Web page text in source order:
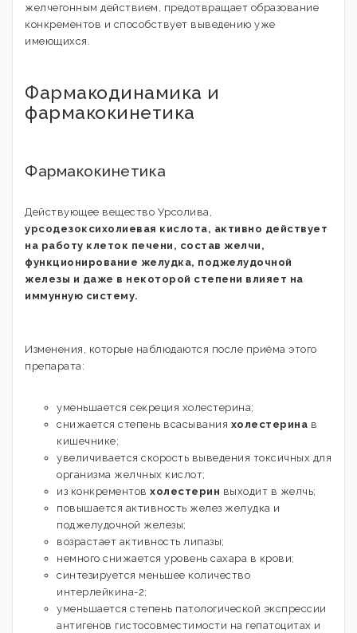
желчегонным действием, предотвращает образование
конкрементов и способствует выведению уже
имеющихся.
Фармакодинамика и
фармакокинетика
Фармакокинетика
Действующее вещество Урсолива,
урсодезоксихолиевая кислота, активно действует
на работу клеток печени, состав желчи,
функционирование желудка, поджелудочной
железы и даже в некоторой степени влияет на
иммунную систему.
Изменения, которые наблюдаются после приёма этого
препарата:
уменьшается секреция холестерина;
снижается степень всасывания холестерина в
кишечнике;
увеличивается скорость выведения токсичных для
организма желчных кислот;
из конкрементов холестерин выходит в желчь;
повышается активность желез желудка и
поджелудочной железы;
возрастает активность липазы;
немного снижается уровень сахара в крови;
синтезируется меньшее количество
интерлейкина-2;
уменьшается степень патологической экспрессии
антигенов гистосовместимости на гепатоцитах и